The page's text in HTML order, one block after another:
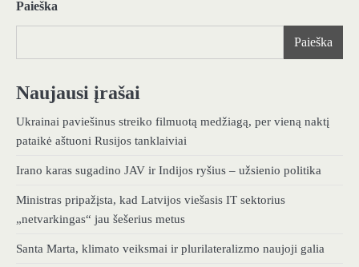
Paieška
Paieška
Naujausi įrašai
Ukrainai paviešinus streiko filmuotą medžiagą, per vieną naktį
pataikė aštuoni Rusijos tanklaiviai
Irano karas sugadino JAV ir Indijos ryšius – užsienio politika
Ministras pripažįsta, kad Latvijos viešasis IT sektorius
„netvarkingas“ jau šešerius metus
Santa Marta, klimato veiksmai ir plurilateralizmo naujoji galia